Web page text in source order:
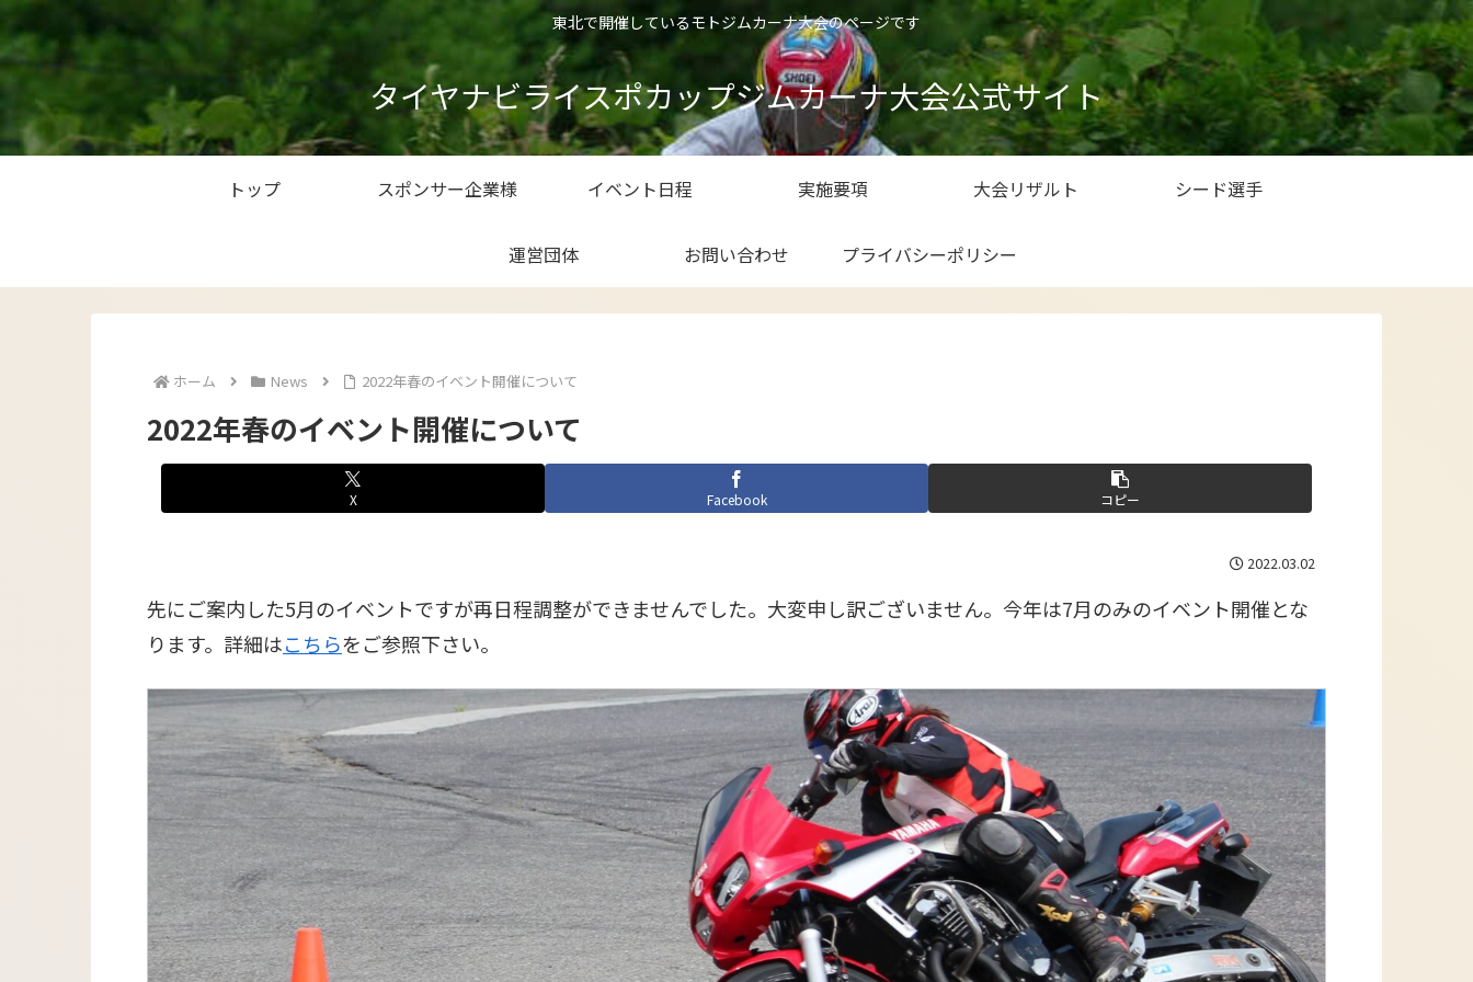
東北で開催しているモトジムカーナ大会のページです
タイヤナビライスポカップジムカーナ大会公式サイト
トップ スポンサー企業様 イベント日程 実施要項 大会リザルト シード選手
運営団体 お問い合わせ プライバシーポリシー
ホーム News 2022年春のイベント開催について
2022年春のイベント開催について
X Facebook コピー
2022.03.02
先にご案内した5月のイベントですが再日程調整ができませんでした。大変申し訳ございません。今年は7月のみのイベント開催とな
ります。詳細はこちらをご参照下さい。